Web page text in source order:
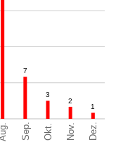
Aug. Sep. Okt. Nov. Dez.
7
3
2
1